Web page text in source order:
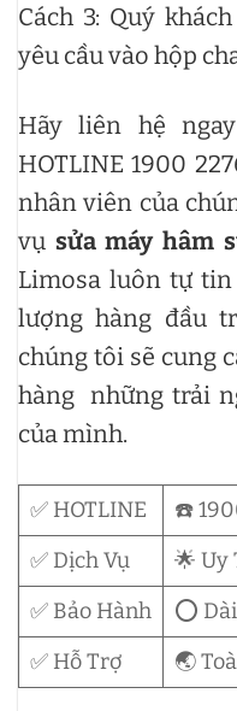
Cách 3: Quý
yêu cầu vào hộp
Hãy liên hệ
HOTLINE 1900
nhân viên của
vụ sửa máy hâm
Limosa luôn tự
lượng hàng đầu
chúng tôi sẽ cung
hàng những trải
của mình.
✅ HOTLINE
☎️
✅ Dịch Vụ
🌟 Uy
✅ Bảo Hành
⭕
✅ Hỗ Trợ
🌏